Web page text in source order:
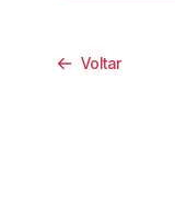
Voltar